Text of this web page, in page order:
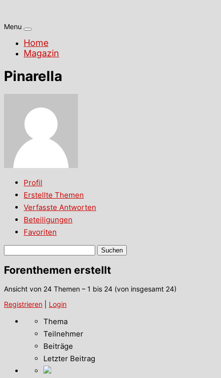
Menu
Home
Magazin
Pinarella
Profil
Erstellte Themen
Verfasste Antworten
Beteiligungen
Favoriten
suchen:
Forenthemen erstellt
Ansicht von 24 Themen – 1 bis 24 (von insgesamt 24)
Registrieren
Login
Thema
Teilnehmer
Beiträge
Letzter Beitrag